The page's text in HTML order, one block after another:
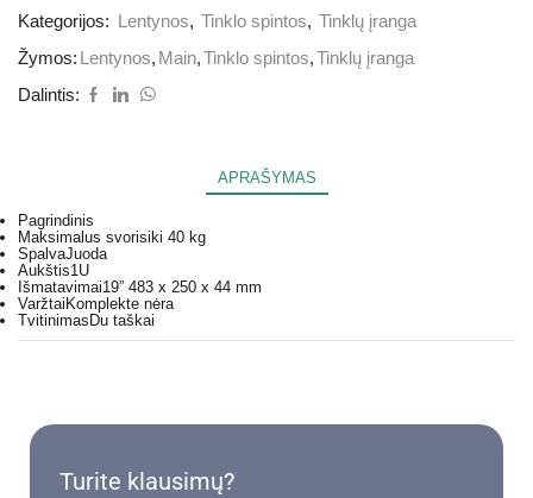
Kategorijos:
Lentynos, Tinklo spintos, Tinklų įranga
Žymos:
Lentynos, Main,Tinklo spintos,Tinklų įranga
Dalintis:
APRAŠYMAS
Pagrindinis
Maksimalus svorisiki 40 kg
SpalvaJuoda
Aukštis1U
Išmatavimai19” 483 x 250 x 44 mm
VaržtaiKomplekte nėra
TvitinimasDu taškai
Turite klausimų?